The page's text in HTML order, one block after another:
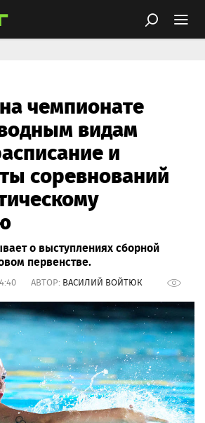
чемпионате
видам
и
соревнований
о выступлениях сборной
первенстве.
АВТОР: ВАСИЛИЙ ВОЙТЮК